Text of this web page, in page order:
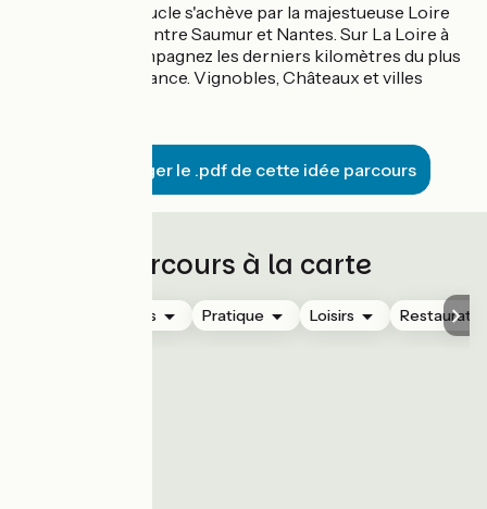
Cette grande boucle s'achève par la majestueuse Loire
que vous suivez entre Saumur et Nantes. Sur La Loire à
Vélo, vous accompagnez les derniers kilomètres du plus
long fleuve de France. Vignobles, Châteaux et villes
Télécharger le .pdf de cette idée parcours
Parcours à la carte
Hébergements Pratique Loisirs